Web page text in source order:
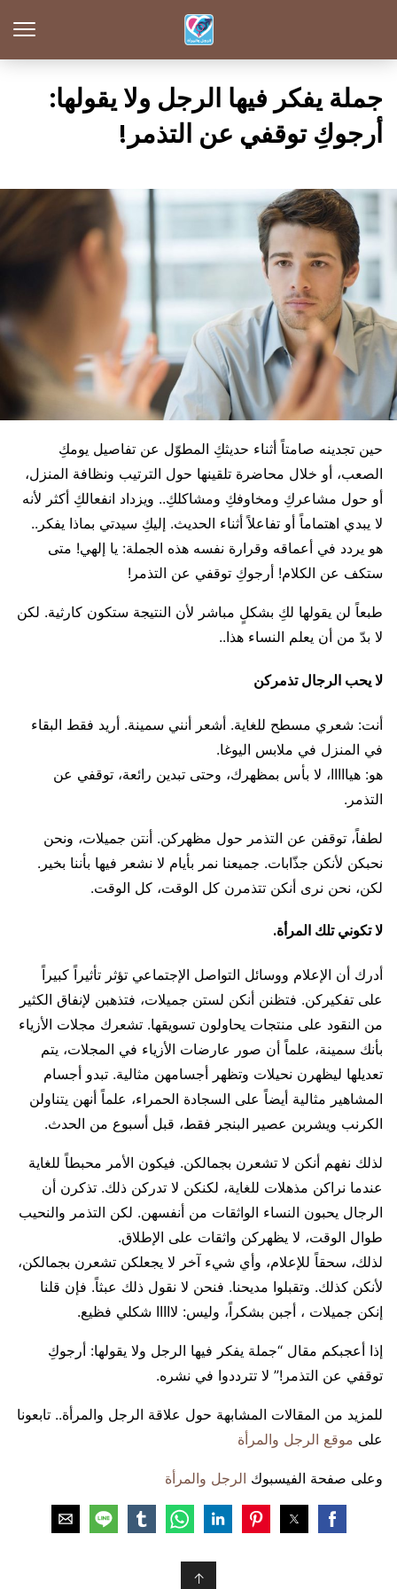
جملة يفكر فيها الرجل ولا يقولها:
أرجوكِ توقفي عن التذمر!
حين تجدينه صامتاً أثناء حديثكِ المطوّل عن تفاصيل يومكِ
الصعب، أو خلال محاضرة تلقينها حول الترتيب ونظافة المنزل،
أو حول مشاعركِ ومخاوفكِ ومشاكلكِ.. ويزداد انفعالكِ أكثر لأنه
لا يبدي اهتماماً أو تفاعلاً أثناء الحديث. إليكِ سيدتي بماذا يفكر..
هو يردد في أعماقه وقرارة نفسه هذه الجملة: يا إلهي! متى
ستكف عن الكلام! أرجوكِ توقفي عن التذمر!
طبعاً لن يقولها لكِ بشكلٍ مباشر لأن النتيجة ستكون كارثية. لكن
لا بدّ من أن يعلم النساء هذا..
لا يحب الرجال تذمركن
أنت: شعري مسطح للغاية. أشعر أنني سمينة. أريد فقط البقاء
في المنزل في ملابس اليوغا.
هو: هيااااا، لا بأس بمظهرك، وحتى تبدين رائعة، توقفي عن
التذمر.
لطفاً، توقفن عن التذمر حول مظهركن. أنتن جميلات، ونحن
نحبكن لأنكن جذّابات. جميعنا نمر بأيام لا نشعر فيها بأننا بخير.
لكن، نحن نرى أنكن تتذمرن كل الوقت، كل الوقت.
لا تكوني تلك المرأة.
أدرك أن الإعلام ووسائل التواصل الإجتماعي تؤثر تأثيراً كبيراً
على تفكيركن. فتظنن أنكن لستن جميلات، فتذهبن لإنفاق الكثير
من النقود على منتجات يحاولون تسويقها. تشعرك مجلات الأزياء
بأنك سمينة، علماً أن صور عارضات الأزياء في المجلات، يتم
تعديلها ليظهرن نحيلات وتظهر أجسامهن مثالية. تبدو أجسام
المشاهير مثالية أيضاً على السجادة الحمراء، علماً أنهن يتناولن
الكرنب ويشربن عصير البنجر فقط، قبل أسبوع من الحدث.
لذلك نفهم أنكن لا تشعرن بجمالكن. فيكون الأمر محبطاً للغاية
عندما نراكن مذهلات للغاية، لكنكن لا تدركن ذلك. تذكرن أن
الرجال يحبون النساء الواثقات من أنفسهن. لكن التذمر والنحيب
طوال الوقت، لا يظهركن واثقات على الإطلاق.
لذلك، سحقاً للإعلام، وأي شيء آخر لا يجعلكن تشعرن بجمالكن،
لأنكن كذلك. وتقبلوا مديحنا. فنحن لا نقول ذلك عبثاً. فإن قلنا
إنكن جميلات ، أجبن بشكراً، وليس: لااااا شكلي فظيع.
إذا أعجبكم مقال “جملة يفكر فيها الرجل ولا يقولها: أرجوكِ
توقفي عن التذمر!” لا تترددوا في نشره.
للمزيد من المقالات المشابهة حول علاقة الرجل والمرأة.. تابعونا
على موقع الرجل والمرأة
وعلى صفحة الفيسبوك الرجل والمرأة
↑